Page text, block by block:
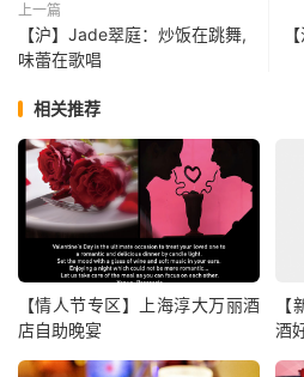
上一篇
【沪】Jade翠庭：炒饭在跳舞,
味蕾在歌唱
相关推荐
【情人节专区】上海淳大万丽酒
店自助晚宴
酒